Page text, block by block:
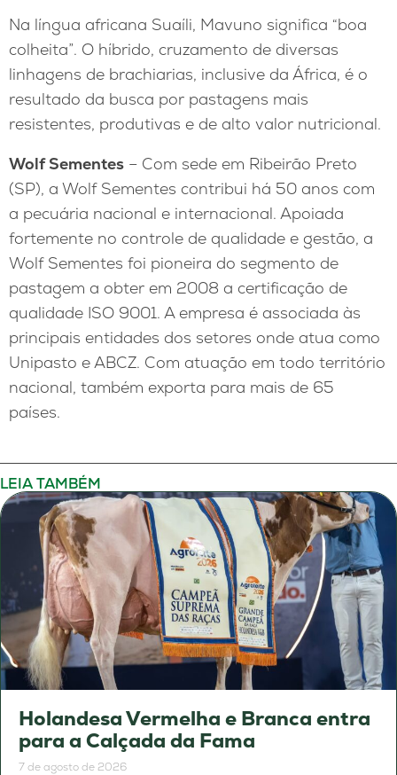
Na língua africana Suaíli, Mavuno significa “boa
colheita”. O híbrido, cruzamento de diversas
linhagens de brachiarias, inclusive da África, é o
resultado da busca por pastagens mais
resistentes, produtivas e de alto valor nutricional.
Wolf Sementes – Com sede em Ribeirão Preto
(SP), a Wolf Sementes contribui há 50 anos com
a pecuária nacional e internacional. Apoiada
fortemente no controle de qualidade e gestão, a
Wolf Sementes foi pioneira do segmento de
pastagem a obter em 2008 a certificação de
qualidade ISO 9001. A empresa é associada às
principais entidades dos setores onde atua como
Unipasto e ABCZ. Com atuação em todo território
nacional, também exporta para mais de 65
países.
LEIA TAMBÉM
Holandesa Vermelha e Branca entra
para a Calçada da Fama
7 de agosto de 2026